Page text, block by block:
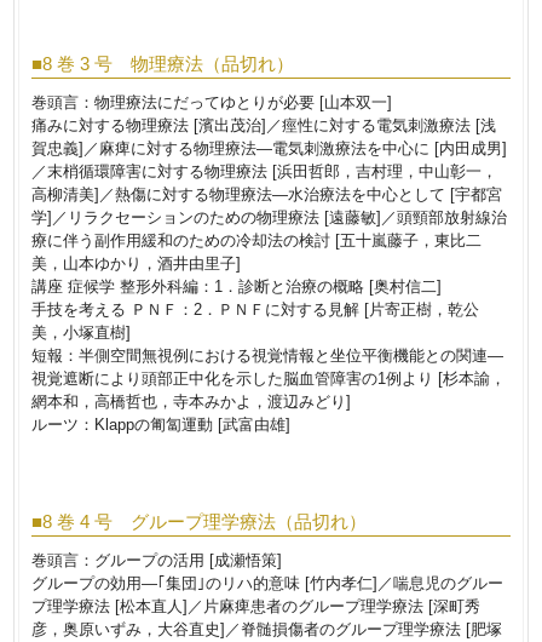
■8 巻 3 号 物理療法（品切れ）
巻頭言：物理療法にだってゆとりが必要 [山本双一]
痛みに対する物理療法 [濱出茂治]／痙性に対する電気刺激療法 [浅
賀忠義]／麻痺に対する物理療法―電気刺激療法を中心に [内田成男]
／末梢循環障害に対する物理療法 [浜田哲郎，吉村理，中山彰一，
高柳清美]／熱傷に対する物理療法―水治療法を中心として [宇都宮
学]／リラクセーションのための物理療法 [遠藤敏]／頭頸部放射線治
療に伴う副作用緩和のための冷却法の検討 [五十嵐藤子，東比二
美，山本ゆかり，酒井由里子]
講座 症候学 整形外科編：1．診断と治療の概略 [奥村信二]
手技を考える ＰＮＦ：2．ＰＮＦに対する見解 [片寄正樹，乾公
美，小塚直樹]
短報：半側空間無視例における視覚情報と坐位平衡機能との関連―
視覚遮断により頭部正中化を示した脳血管障害の1例より [杉本諭，
網本和，高橋哲也，寺本みかよ，渡辺みどり]
ルーツ：Klappの匍匐運動 [武富由雄]
■8 巻 4 号 グループ理学療法（品切れ）
巻頭言：グループの活用 [成瀬悟策]
グループの効用―｢集団｣のリハ的意味 [竹内孝仁]／喘息児のグルー
プ理学療法 [松本直人]／片麻痺患者のグループ理学療法 [深町秀
彦，奥原いずみ，大谷直史]／脊髄損傷者のグループ理学療法 [肥塚